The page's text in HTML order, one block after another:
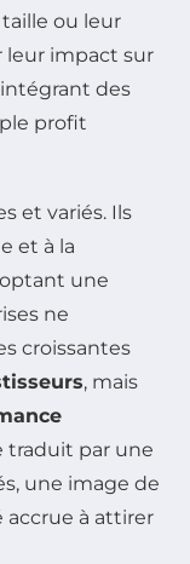
ou leur
leur impact sur
intégrant des
profit
et variés. Ils
et à la
une
ne
croissantes
, mais
traduit par une
une image de
accrue à attirer